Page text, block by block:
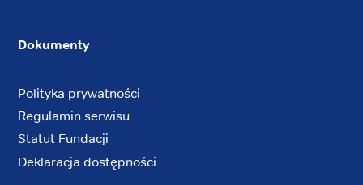
Dokumenty
Polityka prywatności
Regulamin serwisu
Statut Fundacji
Deklaracja dostępności